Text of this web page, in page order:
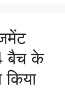
बैच के